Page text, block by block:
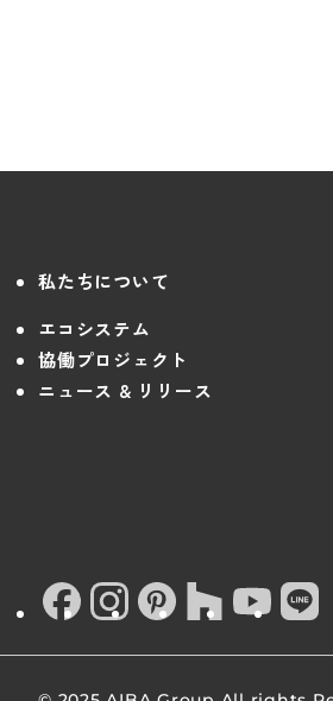
私たちについて
エコシステム
協働プロジェクト
ニュース & リリース